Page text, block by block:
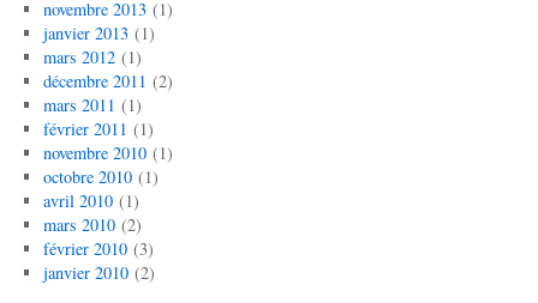
novembre 2013(1)
janvier 2013(1)
mars 2012(1)
décembre 2011 (2)
mars 2011 (1)
février 2011 (1)
novembre 2010(1)
octobre 2010(1)
avril 2010(1)
mars 2010(2)
février 2010(3)
janvier 2010(2)